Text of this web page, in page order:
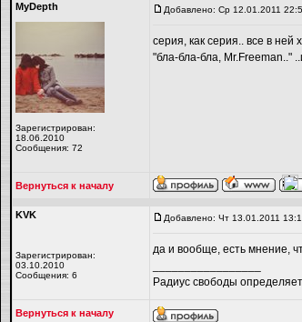
MyDepth
Зарегистрирован:
18.06.2010
Сообщения: 72
Добавлено: Ср 12.01.2011
серия, как серия.. все в ней
"бла-бла-бла, Mr.Freeman.."
Вернуться к началу
KVK
Зарегистрирован:
03.10.2010
Сообщения: 6
Добавлено: Чт 13.01.2011
да и вообще, есть мнение,
Радиус свободы
Вернуться к началу